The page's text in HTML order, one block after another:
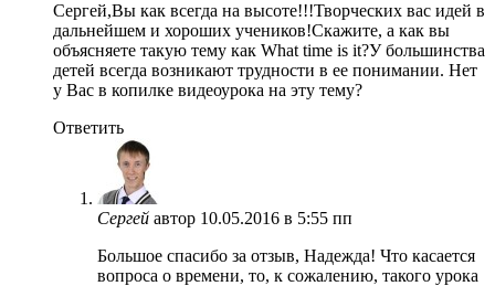
Сергей,Вы как всегда на высоте!!!Творческих вас идей в
дальнейшем и хороших учеников!Скажите, а как вы
объясняете такую тему как What time is it?У большинства
детей всегда возникают трудности в ее понимании. Нет
у Вас в копилке видеоурока на эту тему?
Ответить
Сергей автор 10.05.2016 в 5:55 пп
Большое спасибо за отзыв, Надежда! Что касается
вопроса о времени, то, к сожалению, такого урока